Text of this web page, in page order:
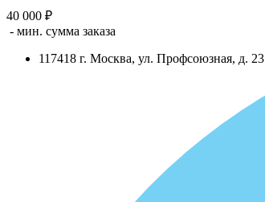
40 000 ₽
- мин. сумма заказа
117418 г. Москва, ул. Профсоюзная, д. 23